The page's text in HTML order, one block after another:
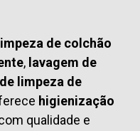
limpeza de colchão
, lavagem de
limpeza de
higienização
qualidade e